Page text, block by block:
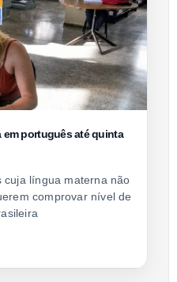
português até quinta
cuja língua materna não
comprovar nível de